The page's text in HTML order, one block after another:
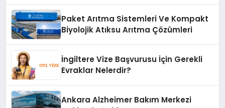
Paket Arıtma Sistemleri Ve Kompakt
Biyolojik Atıksu Arıtma Çözümleri
İngiltere Vize Başvurusu İçin Gerekli
Evraklar Nelerdir?
Ankara Alzheimer Bakım Merkezi